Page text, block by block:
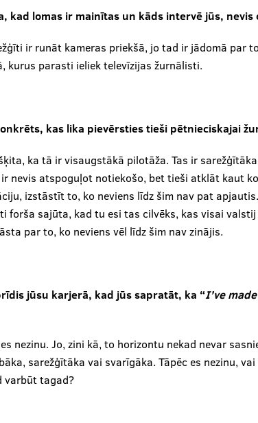
kad lomas ir mainītas un kāds intervē jūs, nevis
ir runāt kameras priekšā, jo tad ir jādomā par
kurus parasti ieliek televīzijas žurnālisti.
kas lika pievērsties tieši pētnieciskajai
ka tā ir visaugstākā pilotāža. Tas ir
nevis atspoguļot notiekošo, bet tieši atklāt kaut
izstāstīt to, ko neviens līdz šim nav pat
forša sajūta, kad tu esi tas cilvēks, kas visai
par to, ko neviens vēl līdz šim nav zinājis.
jūsu karjerā, kad jūs sapratāt, ka “I’ve
nezinu. Jo, zini kā, to horizontu nekad nevar
sarežģītāka vai svarīgāka. Tāpēc es nezinu, vai
varbūt tagad?